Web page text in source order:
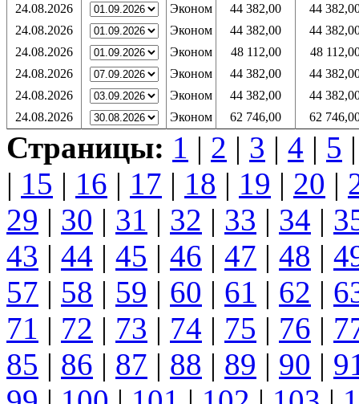
24.08.2026
Эконом 44 382,00
44
24.08.2026
Эконом 44 382,00
44
24.08.2026
Эконом 48 112,00
48
24.08.2026
Эконом 44 382,00
44
24.08.2026
Эконом 44 382,00
44
24.08.2026
Эконом 62 746,00 62
Страницы: 1 | 2 | 3 | 4 | 5
| 15 | 16 | 17 | 18 | 19 | 20 |
29 | 30 | 31 | 32 | 33 | 34 |
43 | 44 | 45 | 46 | 47 | 48 |
57 | 58 | 59 | 60 | 61 | 62 |
71 | 72 | 73 | 74 | 75 | 76 |
85 | 86 | 87 | 88 | 89 | 90 |